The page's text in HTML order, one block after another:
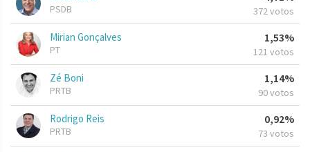
PSDB 372 votos
Mirian Gonçalves
PT
1,53%
121 votos
Zé Boni
PRTB
1,14%
90 votos
Rodrigo Reis
PRTB
0,92%
73 votos